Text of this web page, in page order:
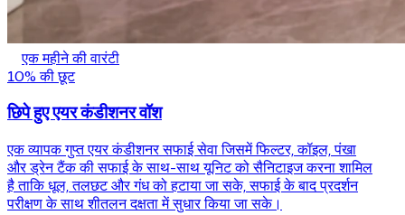
एक महीने की वारंटी
10% की छूट
छिपे हुए एयर कंडीशनर वॉश
एक व्यापक गुप्त एयर कंडीशनर सफाई सेवा जिसमें फिल्टर, कॉइल, पंखा
और ड्रेन टैंक की सफाई के साथ-साथ यूनिट को सैनिटाइज करना शामिल
है ताकि धूल, तलछट और गंध को हटाया जा सके, सफाई के बाद प्रदर्शन
परीक्षण के साथ शीतलन दक्षता में सुधार किया जा सके।